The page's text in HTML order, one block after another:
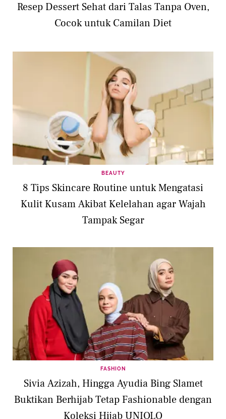
Resep Dessert Sehat dari Talas Tanpa Oven,
Cocok untuk Camilan Diet
BEAUTY
8 Tips Skincare Routine untuk Mengatasi
Kulit Kusam Akibat Kelelahan agar Wajah
Tampak Segar
FASHION
Sivia Azizah, Hingga Ayudia Bing Slamet
Buktikan Berhijab Tetap Fashionable dengan
Koleksi Hijab UNIQLO